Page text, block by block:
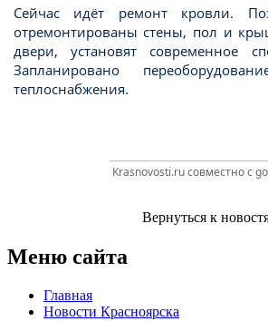
Сейчас идёт ремонт кровли.
отремонтированы стены, пол и
двери, установят современное
Запланировано
теплоснабжения.
Krasnovosti.ru совместно с
Вернуться к
Меню сайта
Главная
Новости Красноярска